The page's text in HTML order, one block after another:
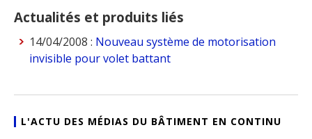
Actualités et produits liés
14/04/2008 : Nouveau système de motorisation
invisible pour volet battant
L'ACTU DES MÉDIAS DU BÂTIMENT EN CONTINU